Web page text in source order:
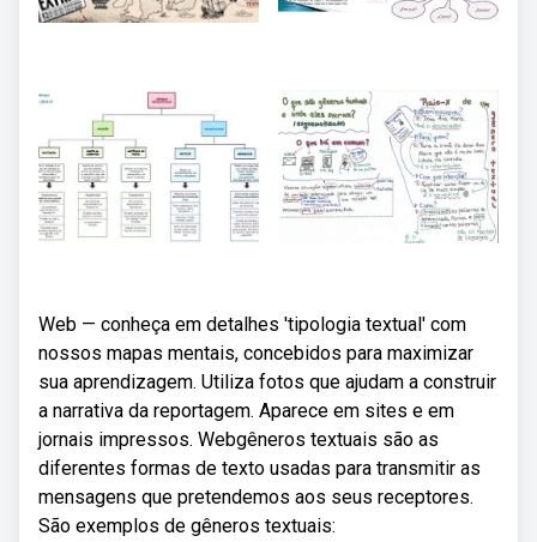
Web — conheça em detalhes 'tipologia textual' com
nossos mapas mentais, concebidos para maximizar
sua aprendizagem. Utiliza fotos que ajudam a construir
a narrativa da reportagem. Aparece em sites e em
jornais impressos. Webgêneros textuais são as
diferentes formas de texto usadas para transmitir as
mensagens que pretendemos aos seus receptores.
São exemplos de gêneros textuais: